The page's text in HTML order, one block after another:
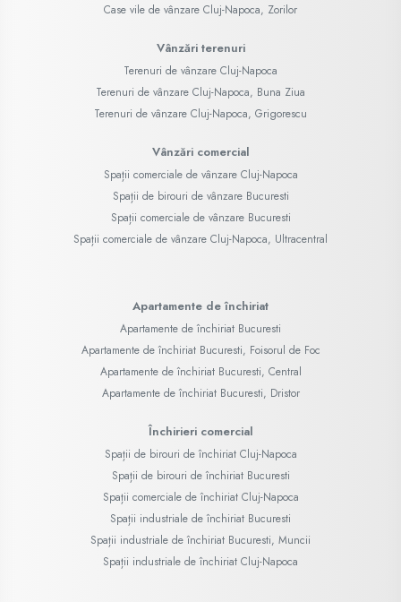
Case vile de vânzare Cluj-Napoca, Zorilor
Vânzări terenuri
Terenuri de vânzare Cluj-Napoca
Terenuri de vânzare Cluj-Napoca, Buna Ziua
Terenuri de vânzare Cluj-Napoca, Grigorescu
Vânzări comercial
Spații comerciale de vânzare Cluj-Napoca
Spații de birouri de vânzare Bucuresti
Spații comerciale de vânzare Bucuresti
Spații comerciale de vânzare Cluj-Napoca, Ultracentral
Apartamente de închiriat
Apartamente de închiriat Bucuresti
Apartamente de închiriat Bucuresti, Foisorul de Foc
Apartamente de închiriat Bucuresti, Central
Apartamente de închiriat Bucuresti, Dristor
Închirieri comercial
Spații de birouri de închiriat Cluj-Napoca
Spații de birouri de închiriat Bucuresti
Spații comerciale de închiriat Cluj-Napoca
Spații industriale de închiriat Bucuresti
Spații industriale de închiriat Bucuresti, Muncii
Spații industriale de închiriat Cluj-Napoca